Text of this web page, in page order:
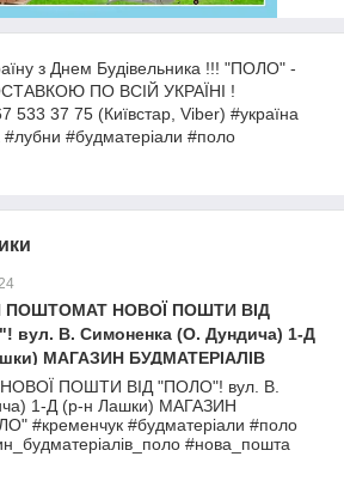
з Днем Будівельника !!! "ПОЛО" -
ПО ВСІЙ УКРАЇНІ !
533 37 75 (Київстар, Viber) #україна
#будматеріали #поло
ПОШТОМАТ НОВОЇ ПОШТИ ВІД
вул. В. Симоненка (О. Дундича) 1-Д
МАГАЗИН БУДМАТЕРІАЛІВ
#будматеріали #поло
#магазин_будматеріалів_поло
#поштомат
ПОШТИ ВІД "ПОЛО"! вул. В.
1-Д (р-н Лашки) МАГАЗИН
#кременчук #будматеріали #поло
#нова_пошта